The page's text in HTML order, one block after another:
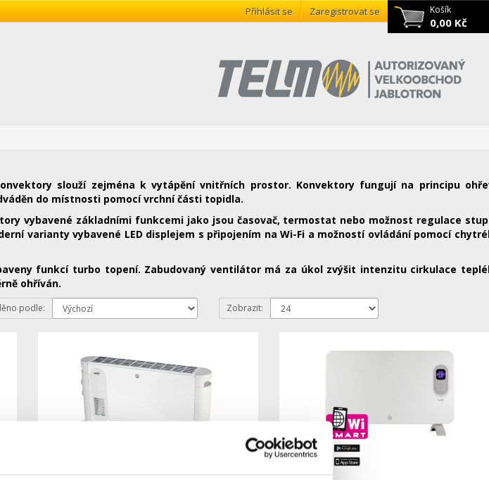
Košík
0,00 Kč
Přihlásit se Zaregistrovat se
slouží zejména k vytápění vnitřních prostor. Konvektory fungují na principu
do místnosti pomocí vrchní části topidla.
vybavené základními funkcemi jako jsou časovač, termostat nebo možnost regulace
varianty vybavené LED displejem s připojením na Wi-Fi a možností ovládání pomocí
funkcí turbo topení. Zabudovaný ventilátor má za úkol zvýšit intenzitu cirkulace
ohříván.
podle: Zobrazit: